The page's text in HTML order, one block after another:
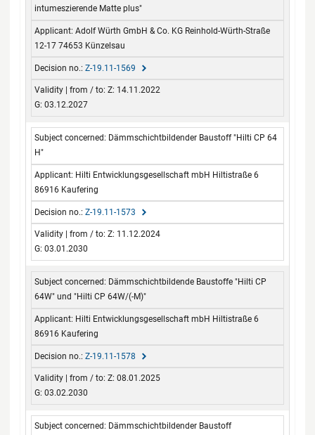
intumeszierende Matte plus"
Adolf Würth GmbH & Co. KG Reinhold-Würth-Straße
12-17 74653 Künzelsau
Z-19.11-1569
Z: 14.11.2022
G: 03.12.2027
Dämmschichtbildender Baustoff "Hilti CP 64
H"
Hilti Entwicklungsgesellschaft mbH Hiltistraße 6
86916 Kaufering
Z-19.11-1573
Z: 11.12.2024
G: 03.01.2030
Dämmschichtbildende Baustoffe "Hilti CP
64W" und "Hilti CP 64W/(-M)"
Hilti Entwicklungsgesellschaft mbH Hiltistraße 6
86916 Kaufering
Z-19.11-1578
Z: 08.01.2025
G: 03.02.2030
Dämmschichtbildender Baustoff